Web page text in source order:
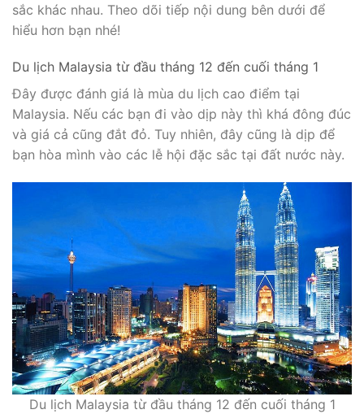
sắc khác nhau. Theo dõi tiếp nội dung bên dưới để
hiểu hơn bạn nhé!
Du lịch Malaysia từ đầu tháng 12 đến cuối tháng 1
Đây được đánh giá là mùa du lịch cao điểm tại
Malaysia. Nếu các bạn đi vào dịp này thì khá đông đúc
và giá cả cũng đắt đỏ. Tuy nhiên, đây cũng là dịp để
bạn hòa mình vào các lễ hội đặc sắc tại đất nước này.
Du lịch Malaysia từ đầu tháng 12 đến cuối tháng 1